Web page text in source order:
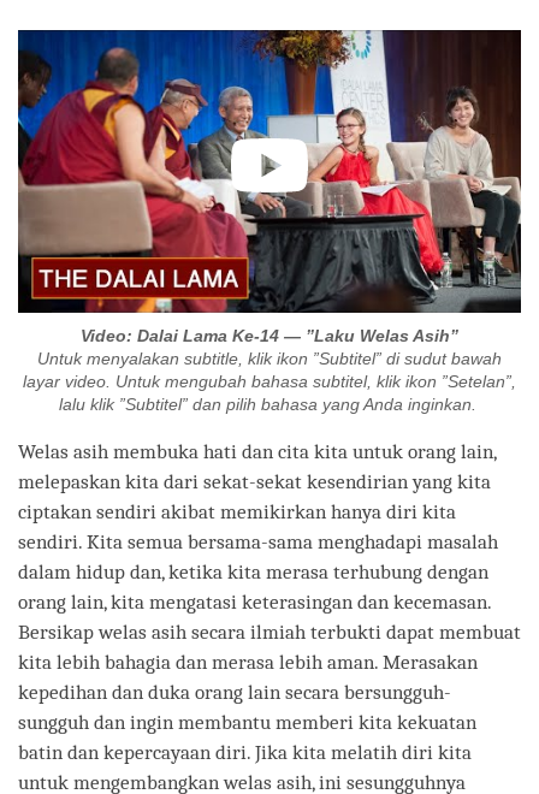
Video: Dalai Lama Ke-14 — ”Laku Welas Asih”
Untuk menyalakan subtitle, klik ikon ”Subtitel” di sudut bawah
layar video. Untuk mengubah bahasa subtitel, klik ikon ”Setelan”,
lalu klik ”Subtitel” dan pilih bahasa yang Anda inginkan.
Welas asih membuka hati dan cita kita untuk orang lain,
melepaskan kita dari sekat-sekat kesendirian yang kita
ciptakan sendiri akibat memikirkan hanya diri kita
sendiri. Kita semua bersama-sama menghadapi masalah
dalam hidup dan, ketika kita merasa terhubung dengan
orang lain, kita mengatasi keterasingan dan kecemasan.
Bersikap welas asih secara ilmiah terbukti dapat membuat
kita lebih bahagia dan merasa lebih aman. Merasakan
kepedihan dan duka orang lain secara bersungguh-
sungguh dan ingin membantu memberi kita kekuatan
batin dan kepercayaan diri. Jika kita melatih diri kita
untuk mengembangkan welas asih, ini sesungguhnya